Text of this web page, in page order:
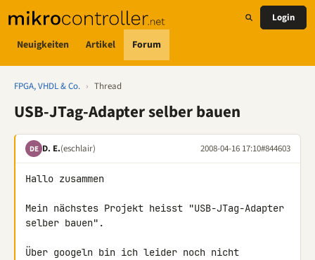
Neuigkeiten Artikel Forum
Login
FPGA, VHDL & Co. › Thread
USB-JTag-Adapter selber bauen
DE D. E.(eschlair) 2008-04-16 17:10#844603
Hallo zusammen
Mein nächstes Projekt heisst "USB-JTag-Adapter
selber bauen".
Über googeln bin ich leider noch nicht